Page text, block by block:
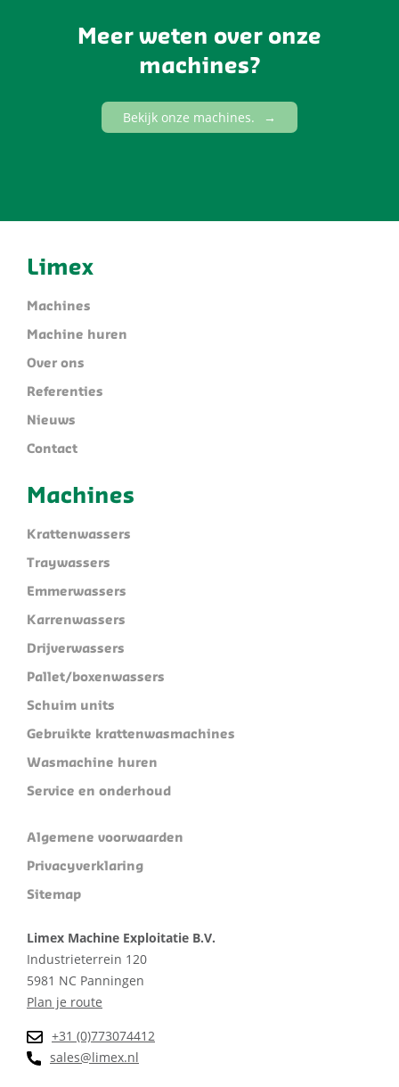
Meer weten over onze
machines?
Bekijk onze machines.
Limex
Machines
Machine huren
Over ons
Referenties
Nieuws
Contact
Machines
Krattenwassers
Traywassers
Emmerwassers
Karrenwassers
Drijverwassers
Pallet/boxenwassers
Schuim units
Gebruikte krattenwasmachines
Wasmachine huren
Service en onderhoud
Algemene voorwaarden
Privacyverklaring
Sitemap
Limex Machine Exploitatie B.V.
Industrieterrein 120
5981 NC Panningen
Plan je route
+31 (0)773074412
sales@limex.nl